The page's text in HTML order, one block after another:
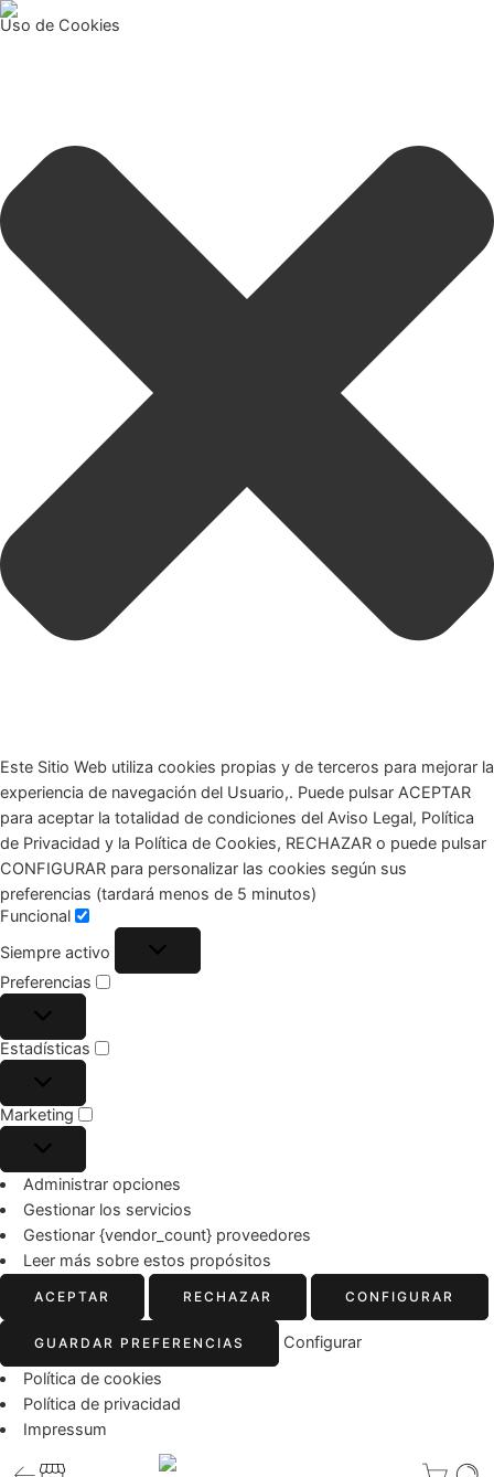
Uso de Cookies
Este Sitio Web utiliza cookies propias y de terceros para mejorar la
experiencia de navegación del Usuario,. Puede pulsar ACEPTAR
para aceptar la totalidad de condiciones del Aviso Legal, Política
de Privacidad y la Política de Cookies, RECHAZAR o puede pulsar
CONFIGURAR para personalizar las cookies según sus
preferencias (tardará menos de 5 minutos)
Funcional
Siempre activo
Preferencias
Estadísticas
Marketing
Administrar opciones
Gestionar los servicios
Gestionar {vendor_count} proveedores
Leer más sobre estos propósitos
ACEPTAR RECHAZAR CONFIGURAR
GUARDAR PREFERENCIAS
Configurar
Política de cookies
Política de privacidad
Impressum